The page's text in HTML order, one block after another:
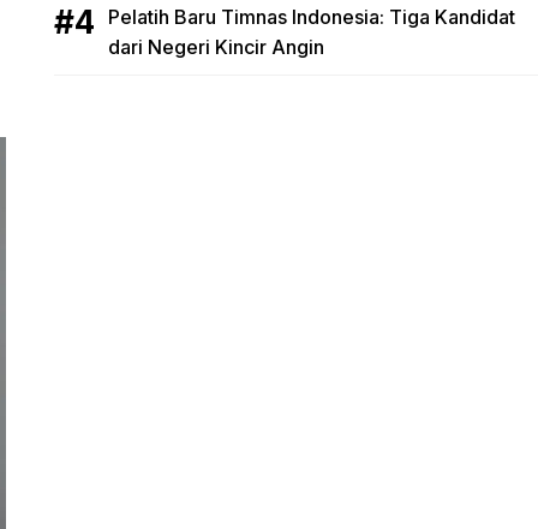
Pelatih Baru Timnas Indonesia: Tiga Kandidat
dari Negeri Kincir Angin